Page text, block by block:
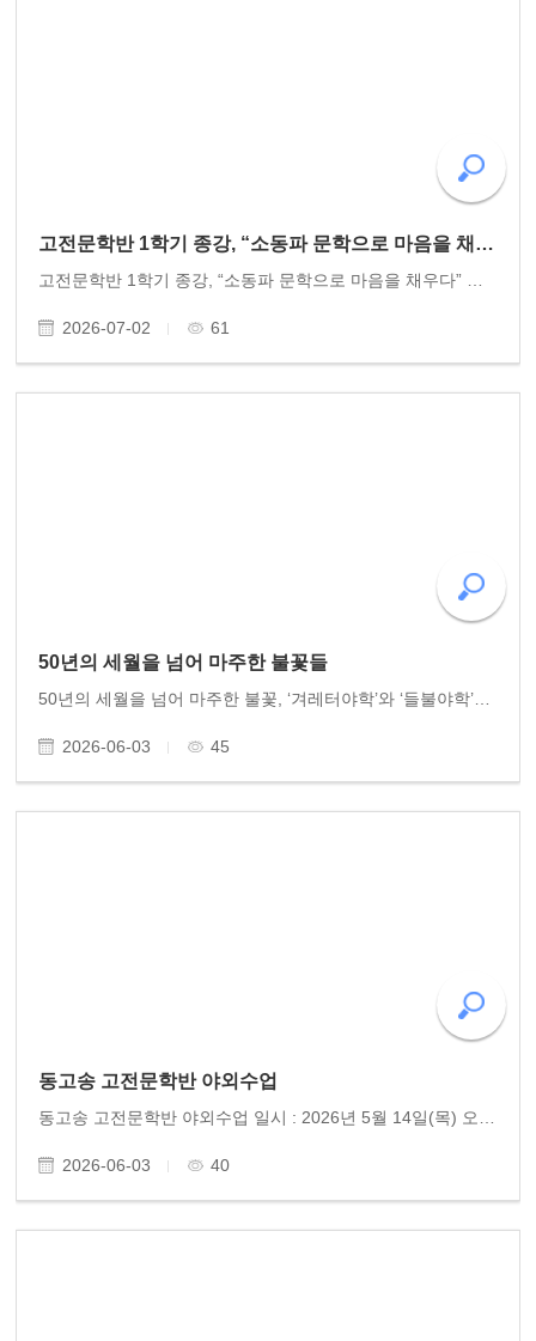
고전문학반 1학기 종강, “소동파 문학으로 마음을 채우다”
2026-07-02 61
50년의 세월을 넘어 마주한 불꽃들
2026-06-03 45
동고송 고전문학반 야외수업
2026-06-03 40